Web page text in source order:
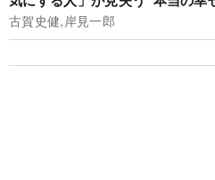
古賀史健,岸見一郎